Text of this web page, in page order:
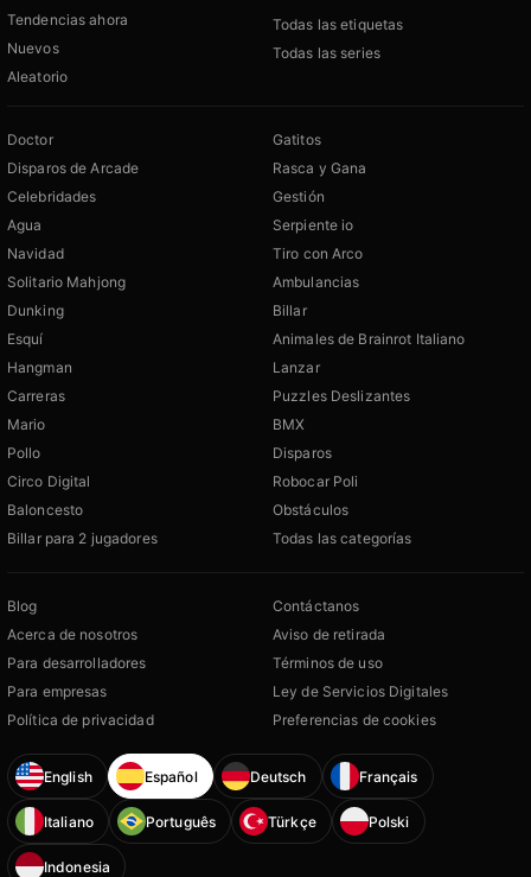
Tendencias ahora
Nuevos
Aleatorio
Todas las etiquetas
Todas las series
Doctor
Disparos de Arcade
Celebridades
Agua
Navidad
Solitario Mahjong
Dunking
Esquí
Hangman
Carreras
Mario
Pollo
Circo Digital
Baloncesto
Billar para 2 jugadores
Gatitos
Rasca y Gana
Gestión
Serpiente io
Tiro con Arco
Ambulancias
Billar
Animales de Brainrot Italiano
Lanzar
Puzzles Deslizantes
BMX
Disparos
Robocar Poli
Obstáculos
Todas las categorías
Blog
Acerca de nosotros
Para desarrolladores
Para empresas
Política de privacidad
Contáctanos
Aviso de retirada
Términos de uso
Ley de Servicios Digitales
Preferencias de cookies
English Español Deutsch Français
Italiano Português Türkçe Polski
Indonesia